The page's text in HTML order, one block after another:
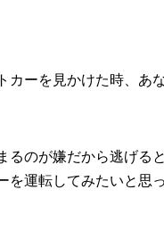
カーを見かけた時、あ
るのが嫌だから逃げる
を運転してみたいと思